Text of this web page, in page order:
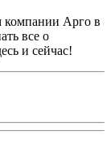
компании Арго в
все о
и сейчас!